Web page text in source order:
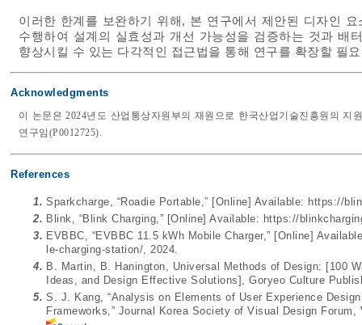
이러한 한계를 보완하기 위해, 본 연구에서 제안된 디자인
수행하여 설계의 실효성과 개선 가능성을 검증하는 것과 배
향상시킬 수 있는 다각적인 접근법을 통해 연구를 확장할 필
Acknowledgments
이 논문은 2024년도 산업통상자원부의 재원으로 한국산업기술진흥원의
연구임(P0012725).
References
1. Sparkcharge, “Roadie Portable,” [Online] Available: https://
2. Blink, “Blink Charging,” [Online] Available: https://
3. EVBBC, “EVBBC 11.5 kWh Mobile Charger,” [Online]
le-charging-station/, 2024.
4. B. Martin, B. Hanington, Universal Methods of Design: [100
Ideas, and Design Effective Solutions], Goryeo Culture
5. S. J. Kang, “Analysis on Elements of User Experience
Frameworks,” Journal Korea Society of Visual Design Forum,